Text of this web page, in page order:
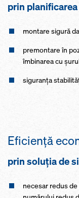
prin
montare sigură
premontare în
îmbinarea cu
siguranţa
Eficienţă
prin soluţia de
necesar redus